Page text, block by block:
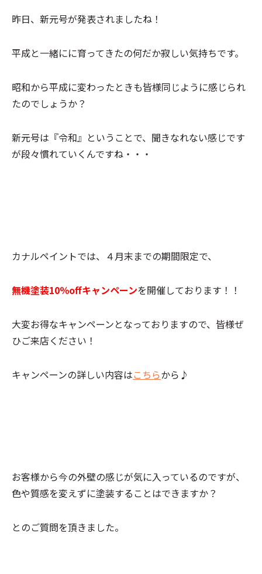
昨日、新元号が発表されましたね！
平成と一緒にに育ってきたの何だか寂しい気持ちです。
昭和から平成に変わったときも皆様同じように感じられ
たのでしょうか？
新元号は『令和』ということで、聞きなれない感じです
が段々慣れていくんですね・・・
カナルペイントでは、４月末までの期間限定で、
無機塗装10％offキャンペーンを開催しております！！
大変お得なキャンペーンとなっておりますので、皆様ぜ
ひご来店ください！
キャンペーンの詳しい内容はこちらから♪
お客様から今の外壁の感じが気に入っているのですが、
色や質感を変えずに塗装することはできますか？
とのご質問を頂きました。